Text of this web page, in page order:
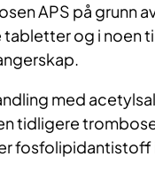
APS på grunn
og i noen
med
tidligere
fosfolipidantistoff